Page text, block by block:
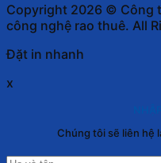
Copyright 2026 © Công
công nghệ rao thuê. All
Đặt in nhanh
x
Chúng tôi sẽ liên hệ